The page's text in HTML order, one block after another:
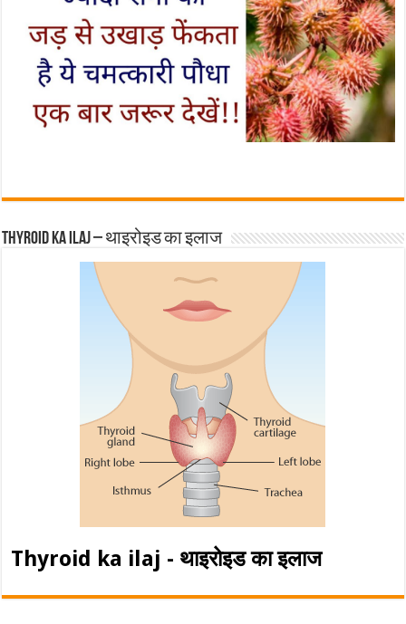
Thyroid ka ilaj – थाइरोइड का इलाज
Thyroid ka ilaj - थाइरोइड का इलाज